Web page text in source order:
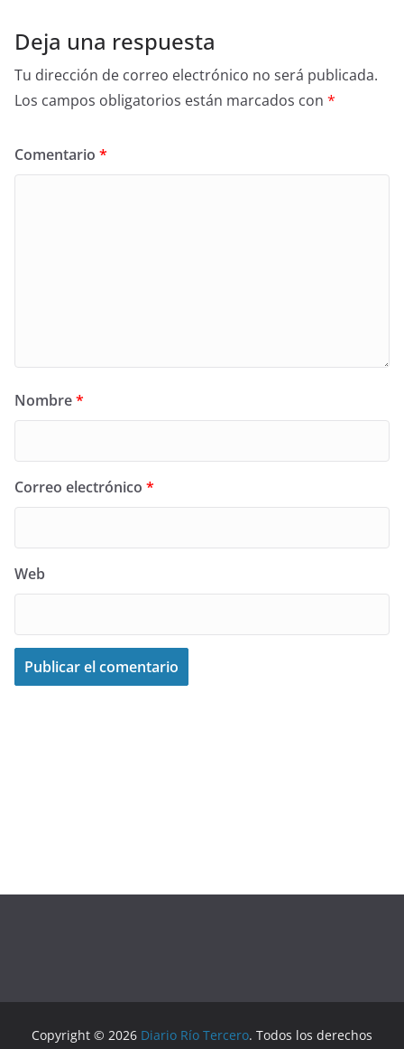
Deja una respuesta
Tu dirección de correo electrónico no será publicada.
Los campos obligatorios están marcados con *
Comentario *
Nombre*
Correo electrónico *
Web
Copyright © 2026 Diario Río Tercero. Todos los derechos